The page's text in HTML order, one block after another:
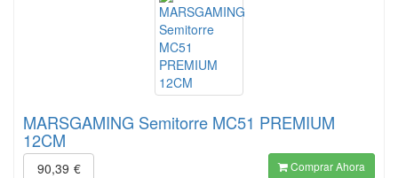
MARSGAMING Semitorre MC51 PREMIUM
12CM
90,39 € Comprar Ahora